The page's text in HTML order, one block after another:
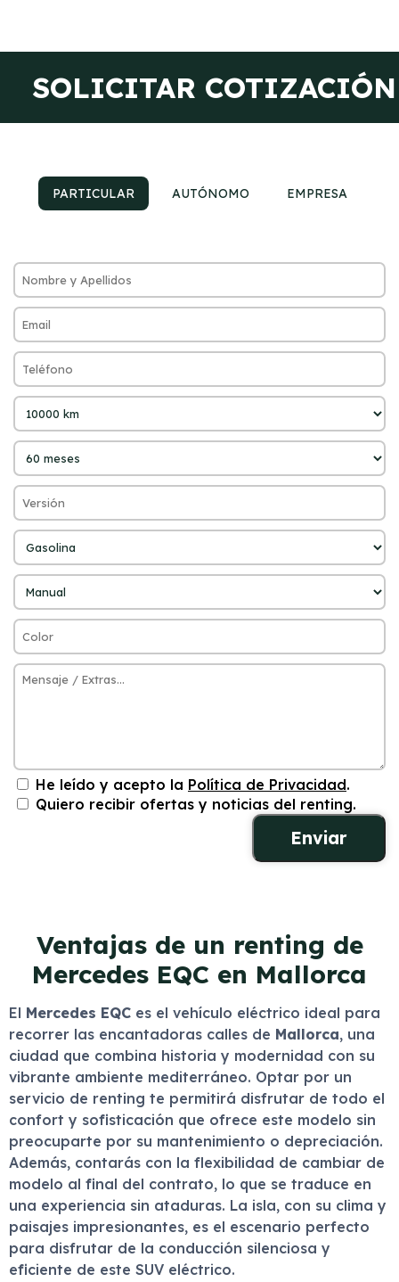
SOLICITAR COTIZACIÓN
PARTICULAR AUTÓNOMO EMPRESA
He leído y acepto la Política de Privacidad.
Quiero recibir ofertas y noticias del renting.
Ventajas de un renting de
Mercedes EQC en Mallorca
El Mercedes EQC es el vehículo eléctrico ideal para
recorrer las encantadoras calles de Mallorca, una
ciudad que combina historia y modernidad con su
vibrante ambiente mediterráneo. Optar por un
servicio de renting te permitirá disfrutar de todo el
confort y sofisticación que ofrece este modelo sin
preocuparte por su mantenimiento o depreciación.
Además, contarás con la flexibilidad de cambiar de
modelo al final del contrato, lo que se traduce en
una experiencia sin ataduras. La isla, con su clima y
paisajes impresionantes, es el escenario perfecto
para disfrutar de la conducción silenciosa y
eficiente de este SUV eléctrico.